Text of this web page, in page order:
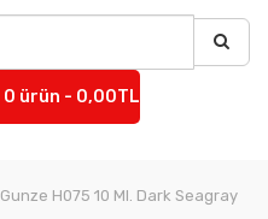
0 ürün - 0,00TL
Gunze H075 10 Ml. Dark Seagray